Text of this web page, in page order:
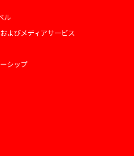
ル
よびメディアサービス
シップ